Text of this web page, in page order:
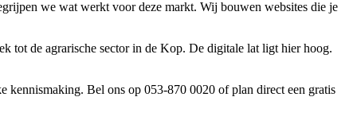
we wat werkt voor deze markt. Wij bouwen websites die je
tot de agrarische sector in de Kop. De digitale lat ligt hier hoog.
Bel ons op 053-870 0020 of plan direct een gratis